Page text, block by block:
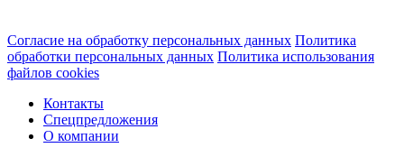
Согласие на обработку персональных данных Политика
обработки персональных данных Политика использования
файлов cookies
Контакты
Спецпредложения
О компании